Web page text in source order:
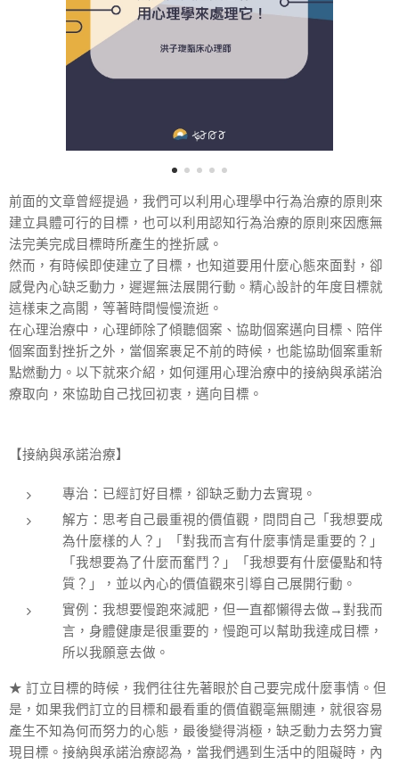
前面的文章曾經提過，我們可以利用心理學中行為治療的原則來
建立具體可行的目標，也可以利用認知行為治療的原則來因應無
法完美完成目標時所產生的挫折感。
然而，有時候即使建立了目標，也知道要用什麼心態來面對，卻
感覺內心缺乏動力，遲遲無法展開行動。精心設計的年度目標就
這樣束之高閣，等著時間慢慢流逝。
在心理治療中，心理師除了傾聽個案、協助個案邁向目標、陪伴
個案面對挫折之外，當個案裹足不前的時候，也能協助個案重新
點燃動力。以下就來介紹，如何運用心理治療中的接納與承諾治
療取向，來協助自己找回初衷，邁向目標。
【接納與承諾治療】
專治：已經訂好目標，卻缺乏動力去實現。
解方：思考自己最重視的價值觀，問問自己「我想要成
為什麼樣的人？」「對我而言有什麼事情是重要的？」
「我想要為了什麼而奮鬥？」「我想要有什麼優點和特
質？」，並以內心的價值觀來引導自己展開行動。
實例：我想要慢跑來減肥，但一直都懶得去做→對我而
言，身體健康是很重要的，慢跑可以幫助我達成目標，
所以我願意去做。
★ 訂立目標的時候，我們往往先著眼於自己要完成什麼事情。但
是，如果我們訂立的目標和最看重的價值觀毫無關連，就很容易
產生不知為何而努力的心態，最後變得消極，缺乏動力去努力實
現目標。接納與承諾治療認為，當我們遇到生活中的阻礙時，內